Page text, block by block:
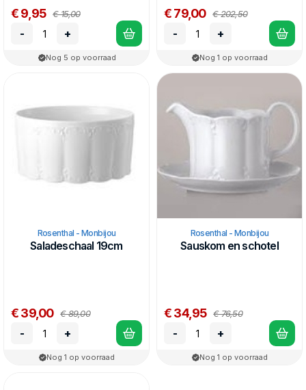
€ 9,95 € 15,00
- +
Nog 5 op voorraad
€ 79,00 € 202,50
- +
Nog 1 op voorraad
Rosenthal - Monbijou
Saladeschaal 19cm
€ 39,00 € 89,00
- +
Nog 1 op voorraad
Rosenthal - Monbijou
Sauskom en schotel
€ 34,95 € 76,50
- +
Nog 1 op voorraad